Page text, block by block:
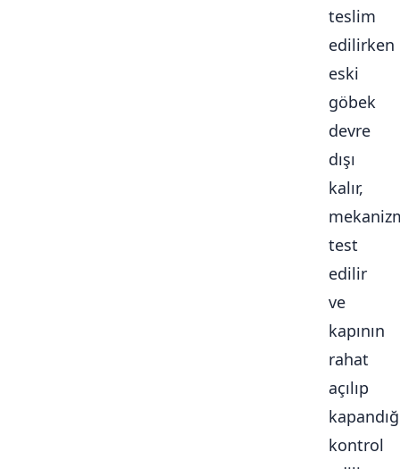
teslim
edilirken
eski
göbek
devre
dışı
kalır,
test
edilir
ve
kapının
rahat
açılıp
kontrol